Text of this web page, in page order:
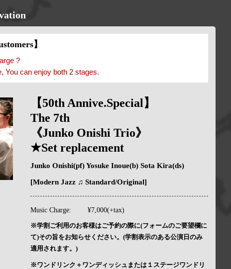
】
?
You can enjoy both 2 stages.
【50th Annive.Special】
The 7th
《Junko Onishi Trio》
★Set replacement
Junko Onishi(pf) Yosuke Inoue(b) Sota Kira(ds)
[Modern Jazz ♫ Standard/Original]
Music Charge: ¥7,000(+tax)
※学割ご利用のお客様はご予約の際に(フォームのご要望欄に
て)その旨をお知らせください。(学割表示のある公演日のみ
適用されます。)
※ワンドリンク＋ワンディッシュまたは１ステージワンドリ